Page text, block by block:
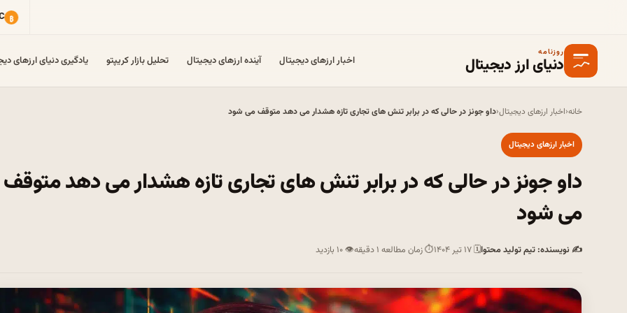
روزنامه
دنیای ارز دیجیتال اخبار ارزهای دیجیتال آینده ارزهای دیجیتال تحلیل بازار کریپتو یادگیری دنیای ارزهای
خانه‹اخبار ارزهای دیجیتال‹داو جونز در حالی که در برابر تنش های تجاری تازه هشدار می دهد متوقف می شود
اخبار ارزهای دیجیتال
داو جونز در حالی که در برابر تنش های تجاری تازه هشدار می دهد متوقف
می شود
✍ نویسنده: تیم تولید محتوا🗓 ۱۷ تیر ۱۴۰۴ ⏱ زمان مطالعه ۱ دقیقه 👁 ۱۰ بازدید